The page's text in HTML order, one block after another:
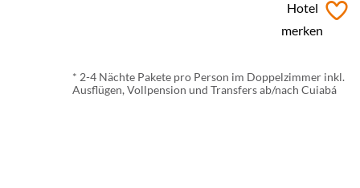
Hotel
merken
* 2-4 Nächte Pakete pro Person im Doppelzimmer inkl.
Ausflügen, Vollpension und Transfers ab/nach Cuiabá